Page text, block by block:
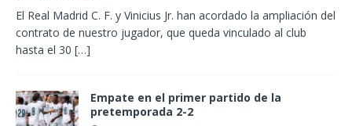
El Real Madrid C. F. y Vinicius Jr. han acordado la ampliación del
contrato de nuestro jugador, que queda vinculado al club
hasta el 30 […]
Empate en el primer partido de la
pretemporada 2-2